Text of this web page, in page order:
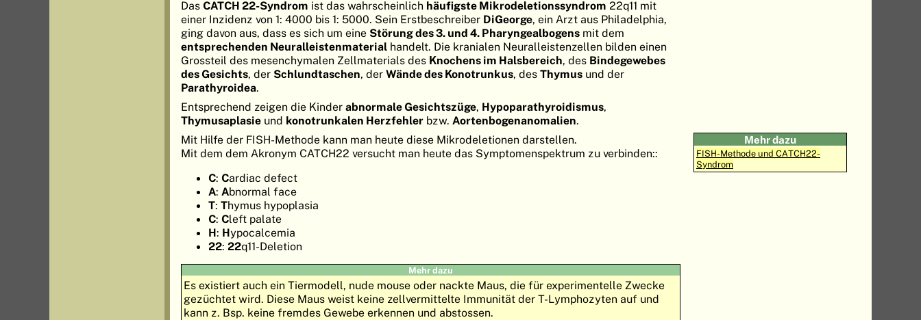
Das CATCH 22-Syndrom ist das wahrscheinlich häufigste Mikrodeletionssyndrom 22q11 mit
einer Inzidenz von 1: 4000 bis 1: 5000. Sein Erstbeschreiber DiGeorge, ein Arzt aus Philadelphia,
ging davon aus, dass es sich um eine Störung des 3. und 4. Pharyngealbogens mit dem
entsprechenden Neuralleistenmaterial handelt. Die kranialen Neuralleistenzellen bilden einen
Grossteil des mesenchymalen Zellmaterials des Knochens im Halsbereich, des Bindegewebes
des Gesichts, der Schlundtaschen, der Wände des Konotrunkus, des Thymus und der
Parathyroidea.
Entsprechend zeigen die Kinder abnormale Gesichtszüge, Hypoparathyroidismus,
Thymusaplasie und konotrunkalen Herzfehler bzw. Aortenbogenanomalien.
Mit Hilfe der FISH-Methode kann man heute diese Mikrodeletionen darstellen.
Mit dem dem Akronym CATCH22 versucht man heute das Symptomenspektrum zu verbinden::
C: Cardiac defect
A: Abnormal face
T: Thymus hypoplasia
C: Cleft palate
H: Hypocalcemia
22: 22q11-Deletion
Mehr dazu
FISH-Methode und CATCH22-
Syndrom
Mehr dazu
Es existiert auch ein Tiermodell, nude mouse oder nackte Maus, die für experimentelle Zwecke
gezüchtet wird. Diese Maus weist keine zellvermittelte Immunität der T-Lymphozyten auf und
kann z. Bsp. keine fremdes Gewebe erkennen und abstossen.